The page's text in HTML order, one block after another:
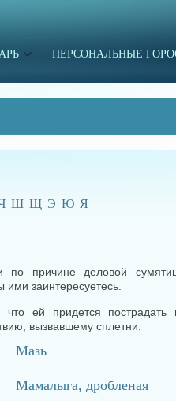
ПЕРСОНАЛЬНЫЕ
Ш Щ Э Ю Я
по причине деловой
заинтересуетесь.
ей придется пострадать
вызвавшему сплетни.
Мазь
Мамалыга, дробленая